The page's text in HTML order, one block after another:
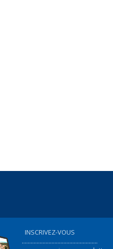
INSCRIVEZ-VOUS
...................................................